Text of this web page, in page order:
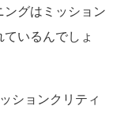
グはミッション
いるんでしょ
ションクリティ